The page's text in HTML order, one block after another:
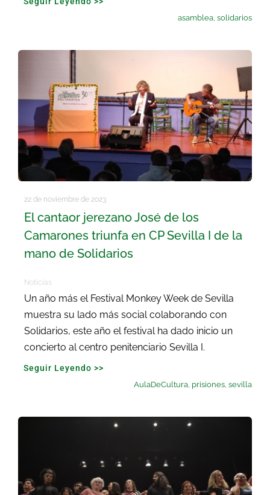
asamblea,solidarios
22 de noviembre de 2023
El cantaor jerezano José de los
Camarones triunfa en CP Sevilla I de la
mano de Solidarios
Noticias
Un año más el Festival Monkey Week de Sevilla
muestra su lado más social colaborando con
Solidarios, este año el festival ha dado inicio un
concierto al centro penitenciario Sevilla I.
Seguir Leyendo >>
AulaDeCultura, prisiones,sevilla